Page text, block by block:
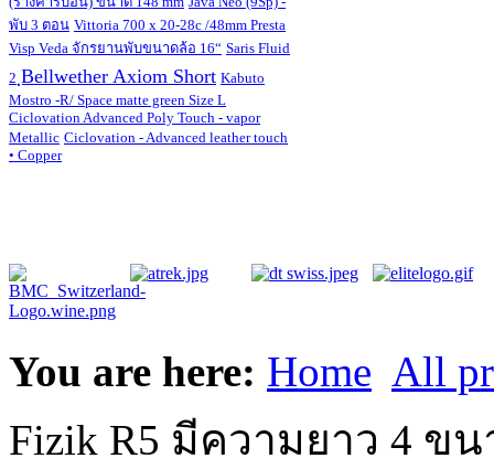
พับ 3 ตอน Vittoria 700 x 20-28c /48mm Presta
Visp Veda จักรยานพับขนาดล้อ 16“ Saris Fluid
2 ฺBellwether Axiom Short Kabuto
Mostro -R/ Space matte green Size L
Ciclovation Advanced Poly Touch - vapor
Metallic Ciclovation - Advanced leather touch
• Copper
You are here: Home All
Fizik R5 มีความยาว 4 ขน